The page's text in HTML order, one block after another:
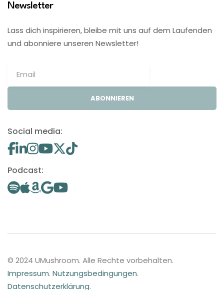
Newsletter
Lass dich inspirieren, bleibe mit uns auf dem Laufenden
und abonniere unseren Newsletter!
ABONNIEREN
Social media:
Podcast:
© 2024 UMushroom. Alle Rechte vorbehalten.
Impressum. Nutzungsbedingungen.
Datenschutzerklärung.